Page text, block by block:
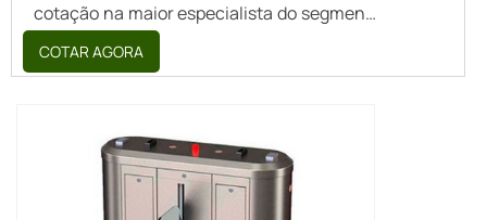
cotação na maior especialista do segmento
e descobrindo a líder da área de
atuação.Quando o tema é carregador
o cliente atingirá proteção com
combinações perfeitas entre equipamentos
e programas.MAIS SOBRE CARREGADOR
COTAR AGORA